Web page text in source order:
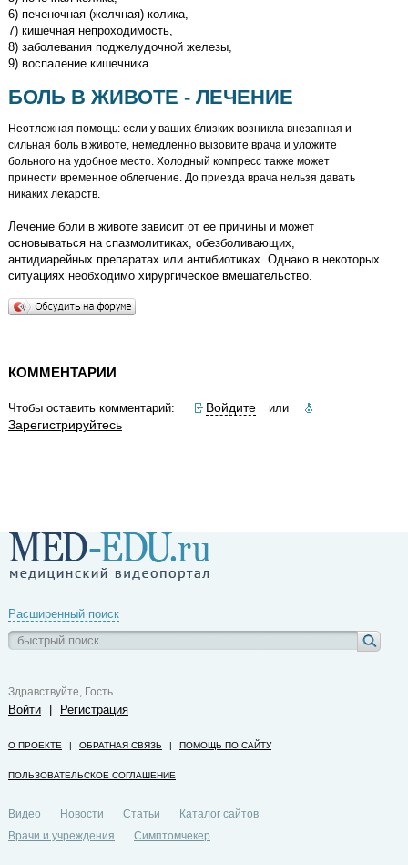
6) печеночная (желчная) колика,
7) кишечная непроходимость,
8) заболевания поджелудочной железы,
9) воспаление кишечника.
БОЛЬ В ЖИВОТЕ - ЛЕЧЕНИЕ
Неотложная помощь: если у ваших близких возникла внезапная и
сильная боль в животе, немедленно вызовите врача и уложите
больного на удобное место. Холодный компресс также может
принести временное облегчение. До приезда врача нельзя давать
никаких лекарств.
Лечение боли в животе зависит от ее причины и может
основываться на спазмолитиках, обезболивающих,
антидиарейных препаратах или антибиотиках. Однако в некоторых
ситуациях необходимо хирургическое вмешательство.
КОММЕНТАРИИ
Чтобы оставить комментарий: Войдите или
Зарегистрируйтесь
Расширенный поиск
Здравствуйте, Гость
Войти Регистрация
О ПРОЕКТЕ | ОБРАТНАЯ СВЯЗЬ | ПОМОЩЬ ПО САЙТУ
ПОЛЬЗОВАТЕЛЬСКОЕ СОГЛАШЕНИЕ
Видео Новости Статьи
Каталог сайтов
Врачи и учреждения
Симптомчекер